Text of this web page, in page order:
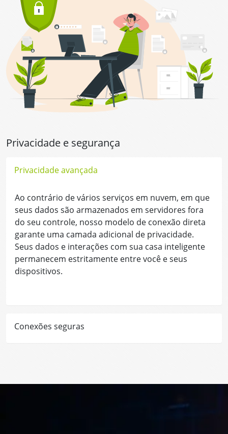
Privacidade e segurança
Privacidade avançada
Ao contrário de vários serviços em nuvem, em que
seus dados são armazenados em servidores fora
do seu controle, nosso modelo de conexão direta
garante uma camada adicional de privacidade.
Seus dados e interações com sua casa inteligente
permanecem estritamente entre você e seus
dispositivos.
Conexões seguras